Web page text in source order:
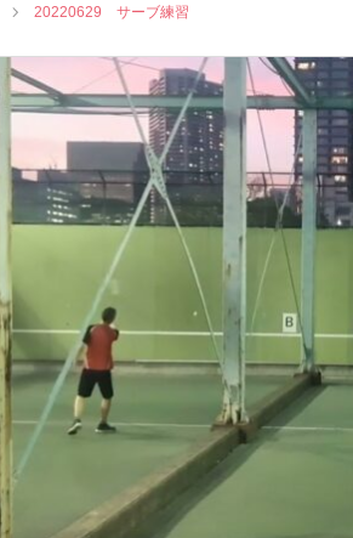
20220629 サーブ練習